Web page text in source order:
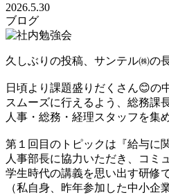
2026.5.30
ブログ
久しぶりの投稿、サンテル㈱の
日頃より課題盛りだくさん😊の
スムーズに行えるよう、総務課
人事・総務・経理スタッフを集
第１回目のトピックは『給与に
人事部長に協力いただき、コミ
学生時代の講義を思い出す研修
（私自身、昨年参加した中小